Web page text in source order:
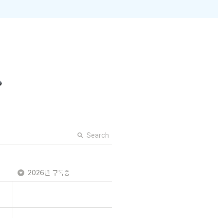
Search
2026년 구독중